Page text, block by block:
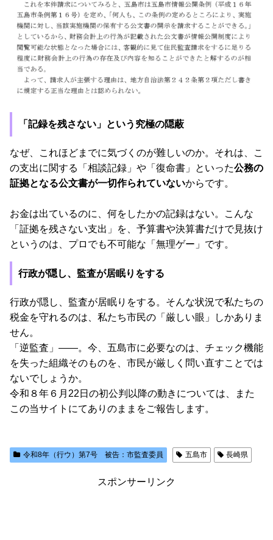
「記録を残さない」という究極の隠蔽
なぜ、これほどまでに気づくのが難しいのか。それは、こ
の支出に関する「相談記録」や「復命書」といった公務の
証拠となる公文書が一切作られていないからです。
お金は出ているのに、何をしたかの記録はない。こんな
「証拠を残さない支出」を、予算書や決算書だけで見抜け
というのは、プロでも不可能な「無理ゲー」です。
行政が隠し、監査が居眠りをする
行政が隠し、監査が居眠りをする。そんな状況で私たちの
税金を守れるのは、私たち市民の「厳しい眼」しかありま
せん。
「逆監査」――。今、五島市に必要なのは、チェック機能
を失った組織そのものを、市民が厳しく問い直すことでは
ないでしょうか。
令和８年６月22日の初公判以降の動きについては、また
この当サイトにてありのままをご報告します。
令和8年（行ウ）第7号 被告：市監査委員 五島市 長崎県
スポンサーリンク